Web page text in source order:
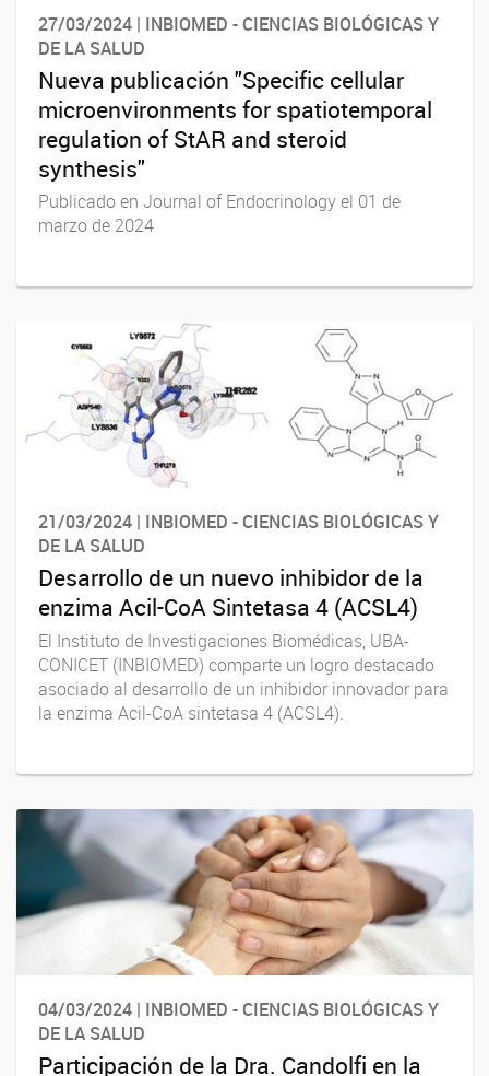
27/03/2024 | INBIOMED - CIENCIAS BIOLÓGICAS Y
DE LA SALUD
Nueva publicación "Specific cellular
microenvironments for spatiotemporal
regulation of StAR and steroid
synthesis"
Publicado en Journal of Endocrinology el 01 de
marzo de 2024
21/03/2024 | INBIOMED - CIENCIAS BIOLÓGICAS Y
DE LA SALUD
Desarrollo de un nuevo inhibidor de la
enzima Acil-CoA Sintetasa 4 (ACSL4)
El Instituto de Investigaciones Biomédicas, UBA-
CONICET (INBIOMED) comparte un logro destacado
asociado al desarrollo de un inhibidor innovador para
la enzima Acil-CoA sintetasa 4 (ACSL4).
04/03/2024 | INBIOMED - CIENCIAS BIOLÓGICAS Y
DE LA SALUD
Participación de la Dra. Candolfi en la